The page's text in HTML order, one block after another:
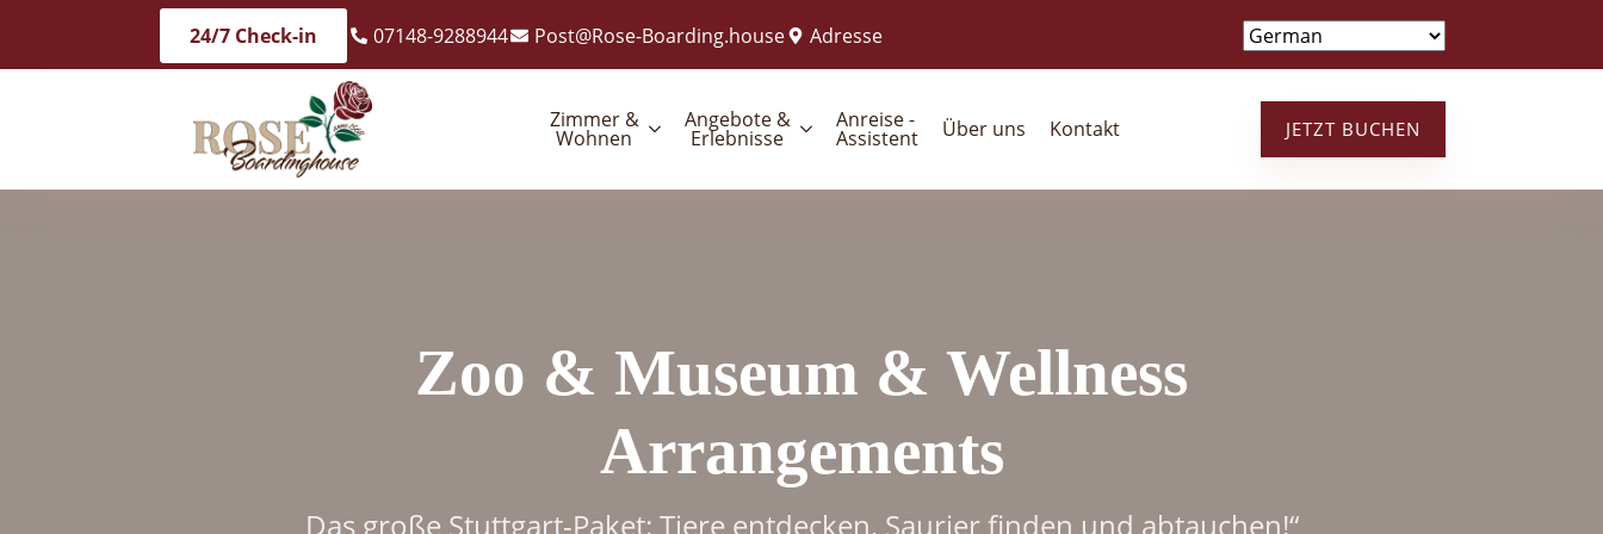
24/7 Check-in 07148-9288944 Post@Rose-Boarding.house Adresse
Zimmer &
Wohnen
Angebote &
Erlebnisse
Anreise -
Assistent Über uns Kontakt JETZT BUCHEN
Zoo & Museum & Wellness
Arrangements
Das große Stuttgart-Paket: Tiere entdecken, Saurier finden und abtauchen!“